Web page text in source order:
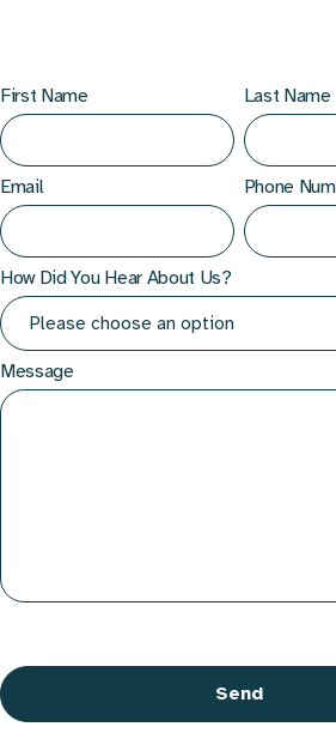
First Name Last Name
Email Phone
How Did You Hear About Us?
Message